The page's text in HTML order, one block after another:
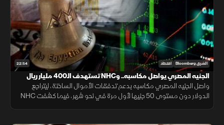
22:54 الشرق Bloomberg اقتصاد
الجنيه المصري يواصل مكاسبه.. وNHC تستهدف الـ400 مليار ريال
واصل الجنيه المصري مكاسبه بدعم تدفقات الأموال الساخنة، ليتراجع
الدولار دون مستوى 50 جنيها لأول مرة في نحو شهر، فيما كشفت NHC